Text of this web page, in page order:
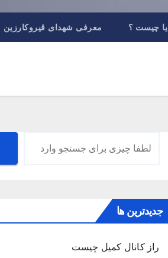
چیست ؟ معرفی شهدای قیروکارزین
جستجو
جدیدترین ها
راز کانال کمیل چیست